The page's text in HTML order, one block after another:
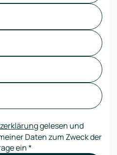
gelesen und
Daten zum Zweck der
ein*